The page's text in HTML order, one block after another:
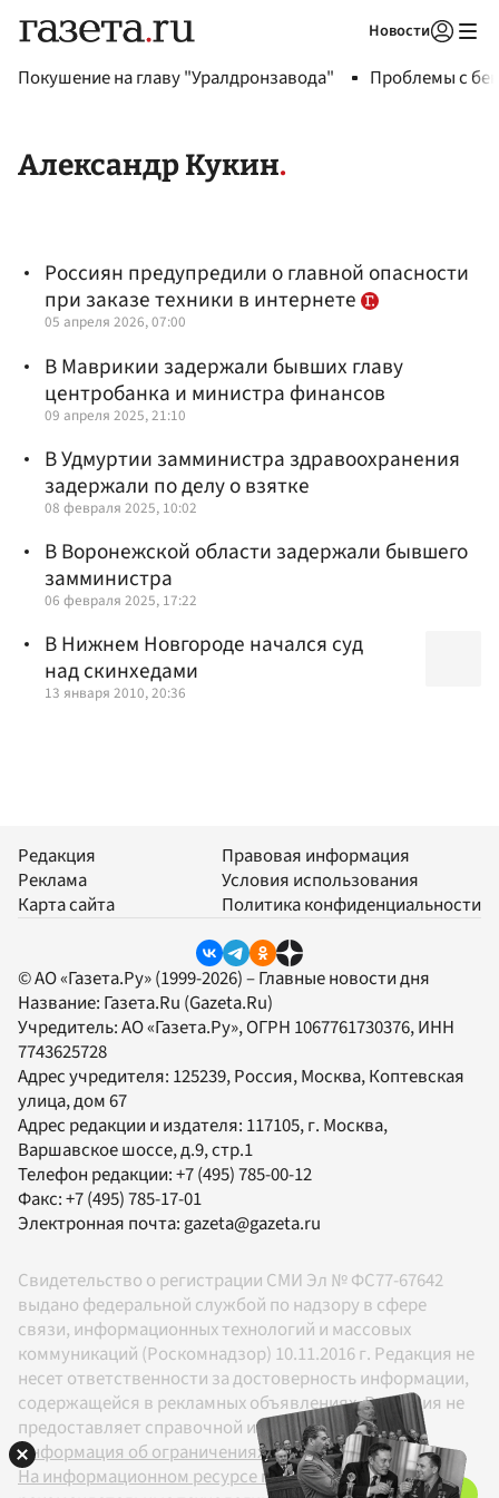
Новости
Покушение на главу "Уралдронзавода" Проблемы с
Александр Кукин
Россиян предупредили о главной опасности
при заказе техники в интернете
05 апреля 2026, 07:00
В Маврикии задержали бывших главу
центробанка и министра финансов
09 апреля 2025, 21:10
В Удмуртии замминистра здравоохранения
задержали по делу о взятке
08 февраля 2025, 10:02
В Воронежской области задержали бывшего
замминистра
06 февраля 2025, 17:22
В Нижнем Новгороде начался суд
над скинхедами
13 января 2010, 20:36
Редакция
Реклама
Карта сайта
Правовая информация
Условия использования
Политика конфиденциальности
© АО «Газета.Ру» (1999-2026) – Главные новости дня
Название: Газета.Ru (Gazeta.Ru)
Учредитель:АО «Газета.Ру», ОГРН 1067761730376, ИНН
7743625728
Адрес учредителя: 125239, Россия, Москва, Коптевская
улица, дом 67
Адрес редакции и издателя: 117105, г. Москва,
Варшавское шоссе, д.9, стр.1
Телефон редакции:+7 (495) 785-00-12
Факс:+7 (495) 785-17-01
Электронная почта:gazeta@gazeta.ru
Свидетельство о регистрации СМИ Эл № ФС77-67642
выдано федеральной службой по надзору в сфере
связи, информационных технологий и массовых
коммуникаций (Роскомнадзор) 10.11.2016 г. Редакция не
несет ответственности за достоверность информации,
содержащейся в рекламных объявлениях. Редакция не
предоставляет справочной информации.
Информация об ограничениях
На информационном ресурсе применяются